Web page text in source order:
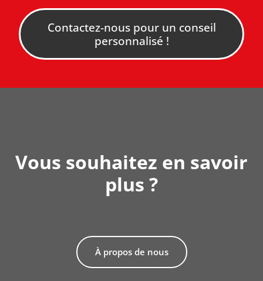
Contactez-nous pour un conseil
personnalisé !
Vous souhaitez en savoir
plus ?
À propos de nous